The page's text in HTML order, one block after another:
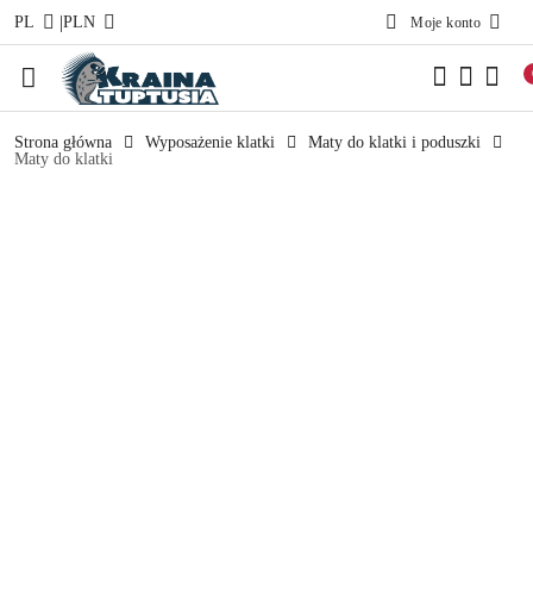
Przejdź do treści głównej
Przejdź do wyszukiwarki
Przejdź do moje konto
Przejdź do menu głównego
Przejdź do opisu produktu
Przejdź do stopki
PL |PLN Moje konto
Strona główna Wyposażenie klatki
Maty do klatki i poduszki
Maty do klatki